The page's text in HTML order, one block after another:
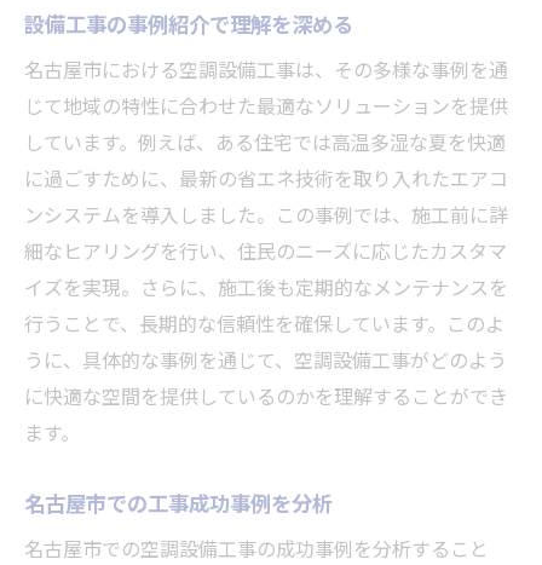
設備工事の事例紹介で理解を深める
名古屋市における空調設備工事は、その多様な事例を通
じて地域の特性に合わせた最適なソリューションを提供
しています。例えば、ある住宅では高温多湿な夏を快適
に過ごすために、最新の省エネ技術を取り入れたエアコ
ンシステムを導入しました。この事例では、施工前に詳
細なヒアリングを行い、住民のニーズに応じたカスタマ
イズを実現。さらに、施工後も定期的なメンテナンスを
行うことで、長期的な信頼性を確保しています。このよ
うに、具体的な事例を通じて、空調設備工事がどのよう
に快適な空間を提供しているのかを理解することができ
ます。
名古屋市での工事成功事例を分析
名古屋市での空調設備工事の成功事例を分析すること